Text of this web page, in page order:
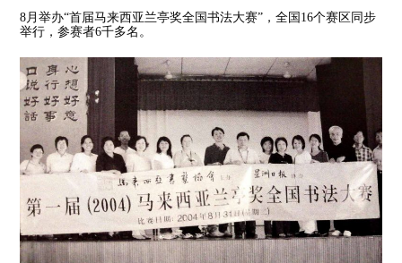
8月举办“首届马来西亚兰亭奖全国书法大赛”，全国16个赛区同步
举行，参赛者6千多名。